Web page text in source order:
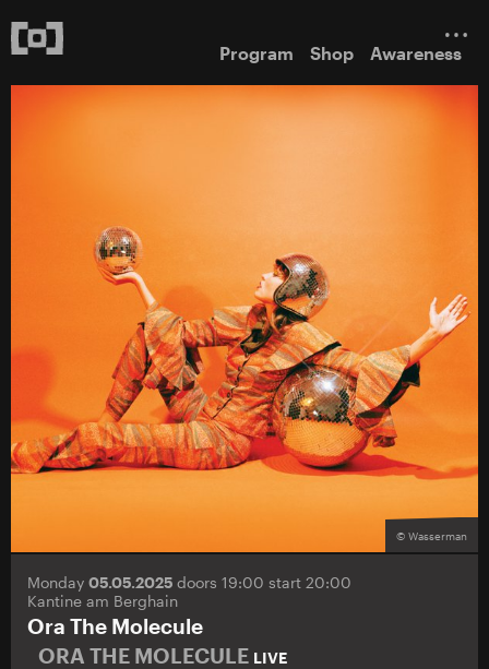
Program Shop Awareness
© Wasserman
Monday 05.05.2025 doors 19:00 start 20:00
Kantine am Berghain
Ora The Molecule
ORA THE MOLECULE LIVE